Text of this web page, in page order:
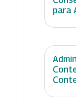
para